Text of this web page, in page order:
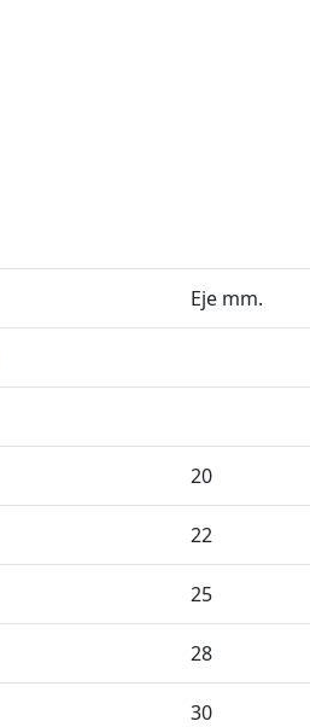
Eje mm.
20
22
25
28
30